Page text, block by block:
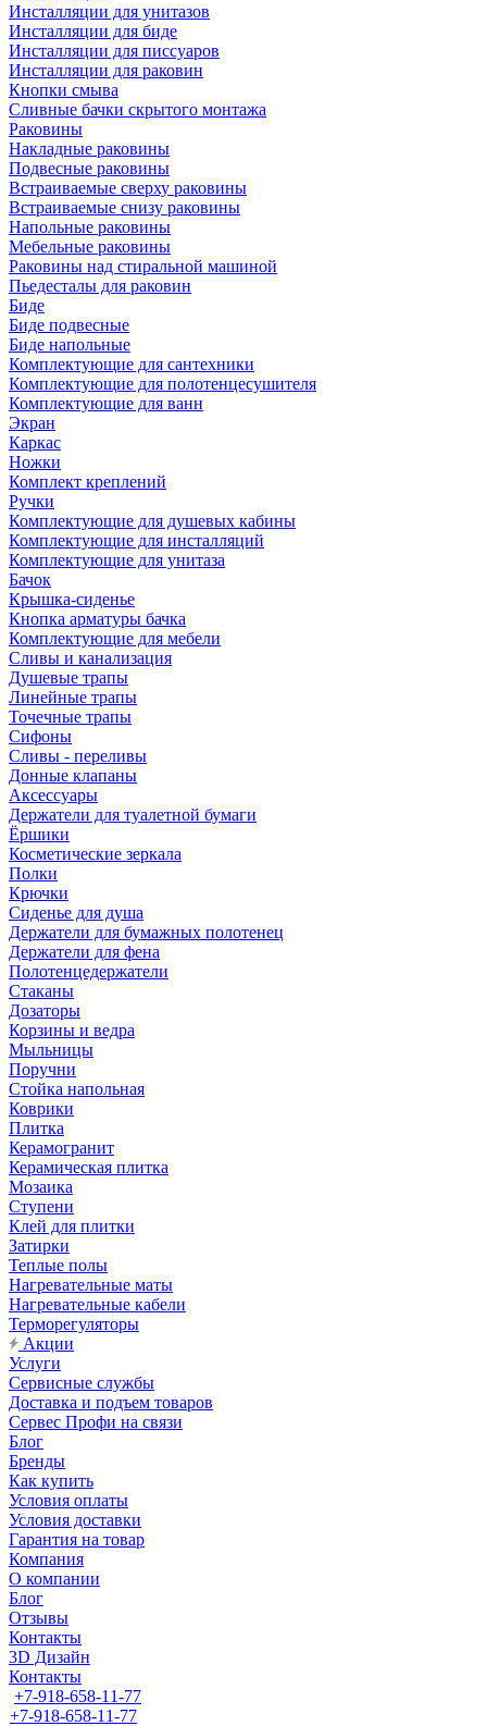
Инсталляции для унитазов
Инсталляции для биде
Инсталляции для писсуаров
Инсталляции для раковин
Кнопки смыва
Сливные бачки скрытого монтажа
Раковины
Накладные раковины
Подвесные раковины
Встраиваемые сверху раковины
Встраиваемые снизу раковины
Напольные раковины
Мебельные раковины
Раковины над стиральной машиной
Пьедесталы для раковин
Биде
Биде подвесные
Биде напольные
Комплектующие для сантехники
Комплектующие для полотенцесушителя
Комплектующие для ванн
Экран
Каркас
Ножки
Комплект креплений
Ручки
Комплектующие для душевых кабины
Комплектующие для инсталляций
Комплектующие для унитаза
Бачок
Крышка-сиденье
Кнопка арматуры бачка
Комплектующие для мебели
Сливы и канализация
Душевые трапы
Линейные трапы
Точечные трапы
Сифоны
Сливы - переливы
Донные клапаны
Аксессуары
Держатели для туалетной бумаги
Ёршики
Косметические зеркала
Полки
Крючки
Сиденье для душа
Держатели для бумажных полотенец
Держатели для фена
Полотенцедержатели
Стаканы
Дозаторы
Корзины и ведра
Мыльницы
Поручни
Стойка напольная
Коврики
Плитка
Керамогранит
Керамическая плитка
Мозаика
Ступени
Клей для плитки
Затирки
Теплые полы
Нагревательные маты
Нагревательные кабели
Терморегуляторы
Акции
Услуги
Сервисные службы
Доставка и подъем товаров
Сервес Профи на связи
Блог
Бренды
Как купить
Условия оплаты
Условия доставки
Гарантия на товар
Компания
О компании
Блог
Отзывы
Контакты
3D Дизайн
Контакты
+7-918-658-11-77
+7-918-658-11-77